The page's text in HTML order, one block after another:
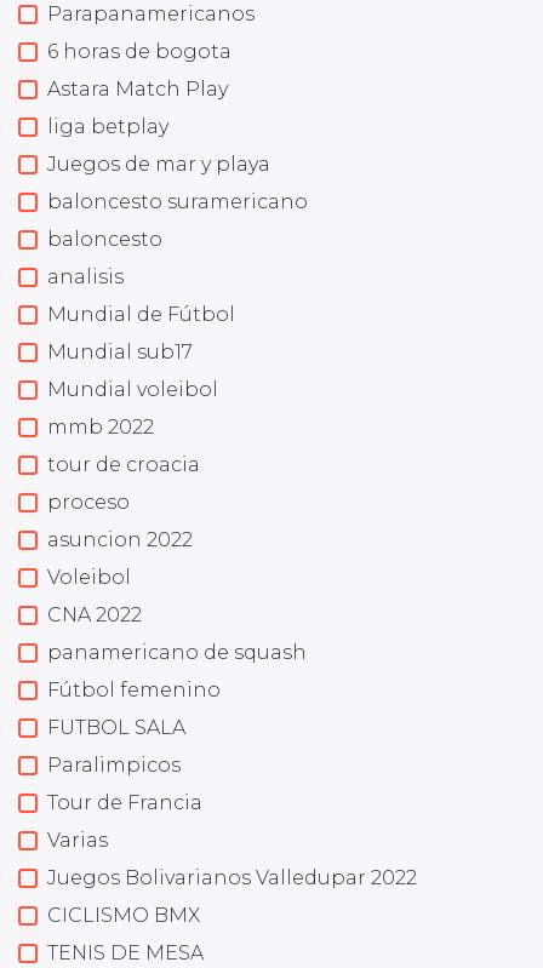
Parapanamericanos
6 horas de bogota
Astara Match Play
liga betplay
Juegos de mar y playa
baloncesto suramericano
baloncesto
analisis
Mundial de Fútbol
Mundial sub17
Mundial voleibol
mmb 2022
tour de croacia
proceso
asuncion 2022
Voleibol
CNA 2022
panamericano de squash
Fútbol femenino
FUTBOL SALA
Paralimpicos
Tour de Francia
Varias
Juegos Bolivarianos Valledupar 2022
CICLISMO BMX
TENIS DE MESA